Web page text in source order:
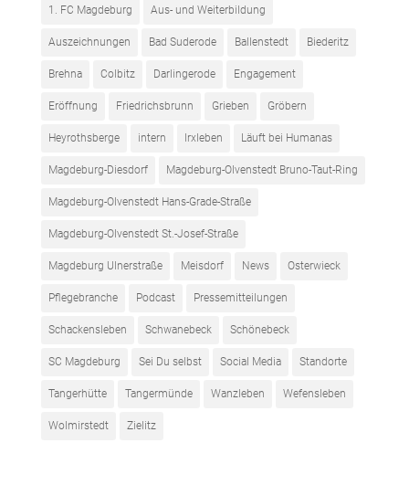
1. FC Magdeburg Aus- und Weiterbildung
Auszeichnungen Bad Suderode Ballenstedt Biederitz
Brehna Colbitz Darlingerode Engagement
Eröffnung Friedrichsbrunn Grieben Gröbern
Heyrothsberge intern Irxleben Läuft bei Humanas
Magdeburg-Diesdorf Magdeburg-Olvenstedt Bruno-Taut-Ring
Magdeburg-Olvenstedt Hans-Grade-Straße
Magdeburg-Olvenstedt St.-Josef-Straße
Magdeburg Ulnerstraße Meisdorf News Osterwieck
Pflegebranche Podcast Pressemitteilungen
Schackensleben Schwanebeck Schönebeck
SC Magdeburg Sei Du selbst Social Media Standorte
Tangerhütte Tangermünde Wanzleben Wefensleben
Wolmirstedt Zielitz